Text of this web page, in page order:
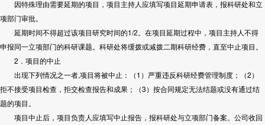
因特殊理由需要延期的项目，项目主持人应填写项目延期申请表，报科研处和立
项部门审批。
延期时间不得超过该项目研究时间的1/2。在项目延期过程中，项目主持人不得
申报同一立项部门的科研课题。科研处将缓拨或减拨二期科研经费，直至中止项目。
2．项目的中止
出现下列情况之一者,项目将被中止：（1）严重违反科研经费管理制度；（2）
拒不接受项目检查，拒交检查报告和成果；（3）按合同规定无法结题或没有通过结
题的项目。
项目中止后，项目负责人应填写中止报告，报科研处与立项部门备案。公司收回